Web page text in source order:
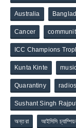
Australia
Cancer
ICC Champions
Kunta Kinte
Quarantiny
Sushant Singh
অন্তরা আইসিসি